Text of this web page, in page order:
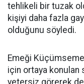
tehlikeli bir tuzak
kişiyi daha fazla
olduğunu söyledi.
Emeği Küçümseme
için ortaya konulan